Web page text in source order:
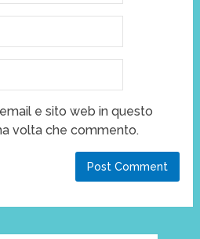
e sito web in questo
volta che commento.